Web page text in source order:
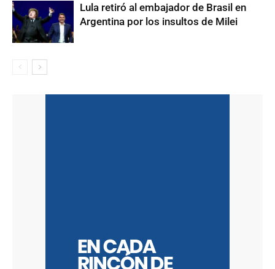
Lula retiró al embajador de Brasil en
Argentina por los insultos de Milei